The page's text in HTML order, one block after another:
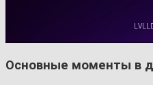
Основные моменты в